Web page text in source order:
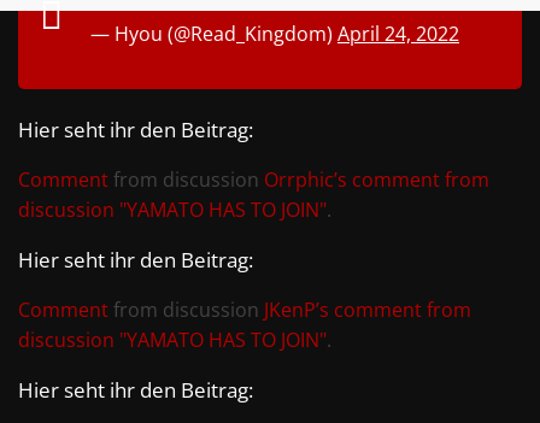
— Hyou (@Read_Kingdom) April 24, 2022
Hier seht ihr den Beitrag:
Commentfrom discussion Orrphic’s comment from
discussion "YAMATO HAS TO JOIN".
Hier seht ihr den Beitrag:
Commentfrom discussion JKenP’s comment from
discussion "YAMATO HAS TO JOIN".
Hier seht ihr den Beitrag: